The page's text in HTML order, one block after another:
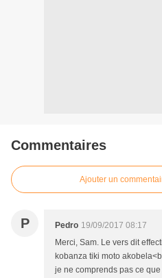
Commentaires
Ajouter un
P Pedro 19/09/2017 08:17
Merci, Sam. Le vers dit
kobanza tiki moto
je ne comprends pas ce